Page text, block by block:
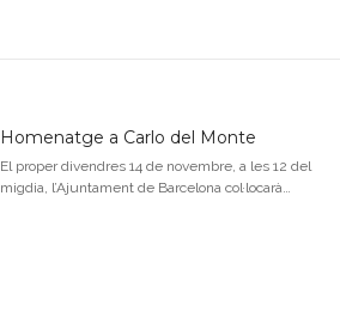
Homenatge a Carlo del Monte
El proper divendres 14 de novembre, a les 12 del
migdia, l’Ajuntament de Barcelona col·locarà…